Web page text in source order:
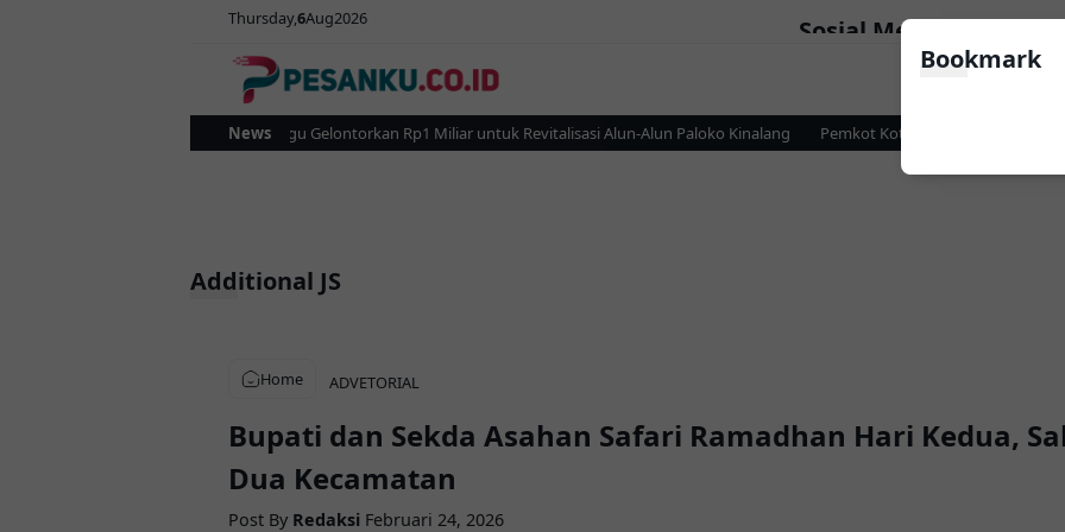
Thursday6Aug2026 Sosial Media
News
Pemkot Kotamobagu Gelontorkan Rp1 Miliar untuk Revitalisasi Alun-Alun Paloko Kinalang Pemkot Kotamobagu dan KPP
Home ADVETORIAL
Bupati dan Sekda Asahan Safari Ramadhan Hari Kedua,
Dua Kecamatan
Post By Redaksi Februari 24, 2026
Bookmark
Additional JS